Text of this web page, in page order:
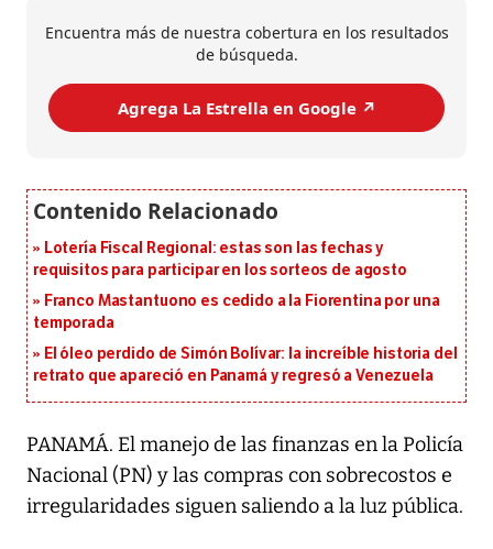
Encuentra más de nuestra cobertura en los resultados
de búsqueda.
Agrega La Estrella en Google ↗️
Lotería Fiscal Regional: estas son las fechas y
requisitos para participar en los sorteos de agosto
Franco Mastantuono es cedido a la Fiorentina por una
temporada
El óleo perdido de Simón Bolívar: la increíble historia del
retrato que apareció en Panamá y regresó a Venezuela
PANAMÁ. El manejo de las finanzas en la Policía
Nacional (PN) y las compras con sobrecostos e
irregularidades siguen saliendo a la luz pública.